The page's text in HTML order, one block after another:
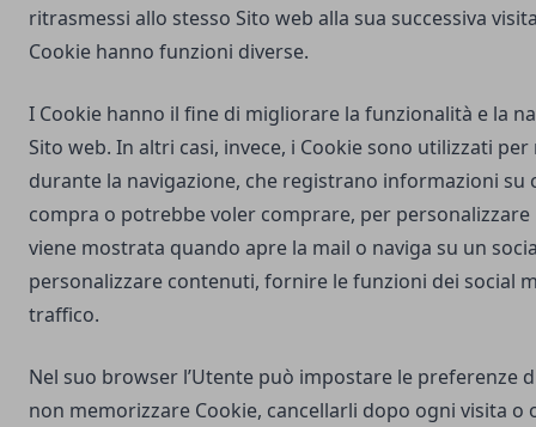
ritrasmessi allo stesso Sito web alla sua successiva
Cookie hanno funzioni diverse.
I Cookie hanno il fine di migliorare la funzionalità e la
Sito web. In altri casi, invece, i Cookie sono utilizzati
durante la navigazione, che registrano informazioni su
compra o potrebbe voler comprare, per
viene mostrata quando apre la mail o naviga su un
personalizzare contenuti, fornire le funzioni dei social
traffico.
Nel suo browser l’Utente può impostare le preferenze
non memorizzare Cookie, cancellarli dopo ogni visita o